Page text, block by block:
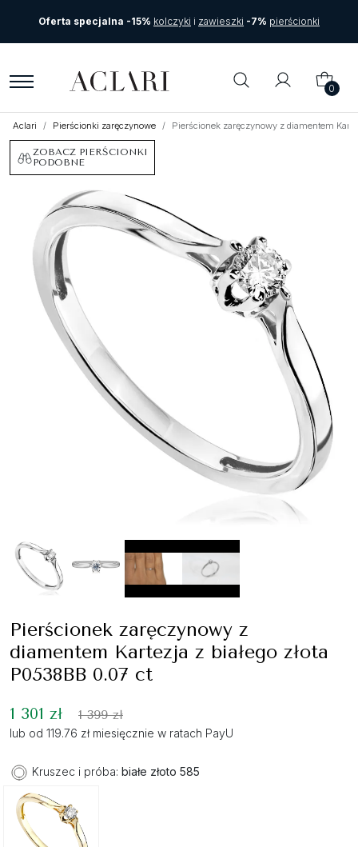
Oferta specjalna -15% kolczyki i zawieszki -7% pierścionki
0
Aclari Pierścionki zaręczynowe Pierścionek zaręczynowy z diamentem
ZOBACZ PIERŚCIONKI
PODOBNE
Pierścionek zaręczynowy z
diamentem Kartezja z białego złota
P0538BB 0.07 ct
1 301 zł 1 399 zł
lub od 119.76 zł miesięcznie w ratach PayU
Kruszec i próba: białe złoto 585